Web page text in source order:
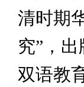
清时期
究”，
双语教